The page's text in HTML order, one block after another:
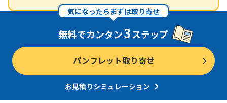
気になったらまずは取り寄せ
無料でカンタン3ステップ
パンフレット取り寄せ
お見積りシミュレーション